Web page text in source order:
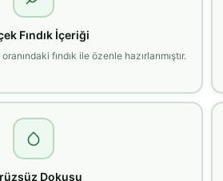
Fındık İçeriği
fındık ile özenle hazırlanmıştır.
Dokusu